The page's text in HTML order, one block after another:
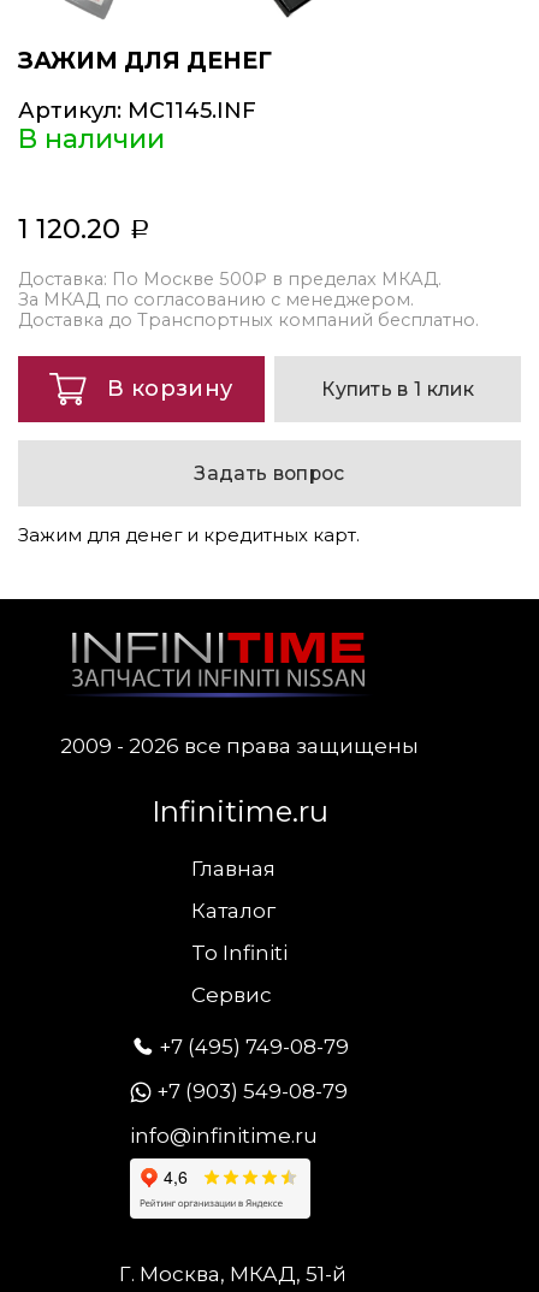
ЗАЖИМ ДЛЯ ДЕНЕГ
Артикул: MC1145.INF
В наличии
1 120.20
Доставка: По Москве 500₽ в пределах МКАД.
За МКАД по согласованию с менеджером.
Доставка до Транспортных компаний бесплатно.
В корзину Купить в 1 клик
Задать вопрос
Зажим для денег и кредитных карт.
2009 - 2026 все права защищены
Infinitime.ru
Главная
Каталог
To Infiniti
Сервис
+7 (495) 749-08-79
+7 (903) 549-08-79
info@infinitime.ru
Г. Москва, МКАД, 51-й